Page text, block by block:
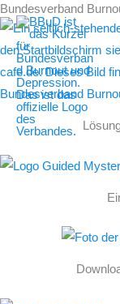
Zum
Inhalt
springen
Bundesverband